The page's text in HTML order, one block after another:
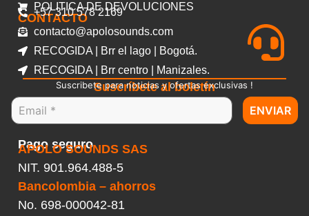
POLITICA DE DEVOLUCIONES
CONTACTO
+57 310 578 2169
contacto@apolosounds.com
RECOGIDA | Brr el lago | Bogotá.
RECOGIDA | Brr centro | Manizales.
Suscríbete al boletín
Suscribete para noticias y ofertas exclusivas !
ENVIAR
Pago seguro
APOLO SOUNDS SAS
NIT. 901.964.488-5
Bancolombia – ahorros
No. 698-000042-81